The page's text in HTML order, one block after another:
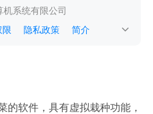
系统有限公司
限 隐私政策 简介
的软件，具有虚拟栽种功能，